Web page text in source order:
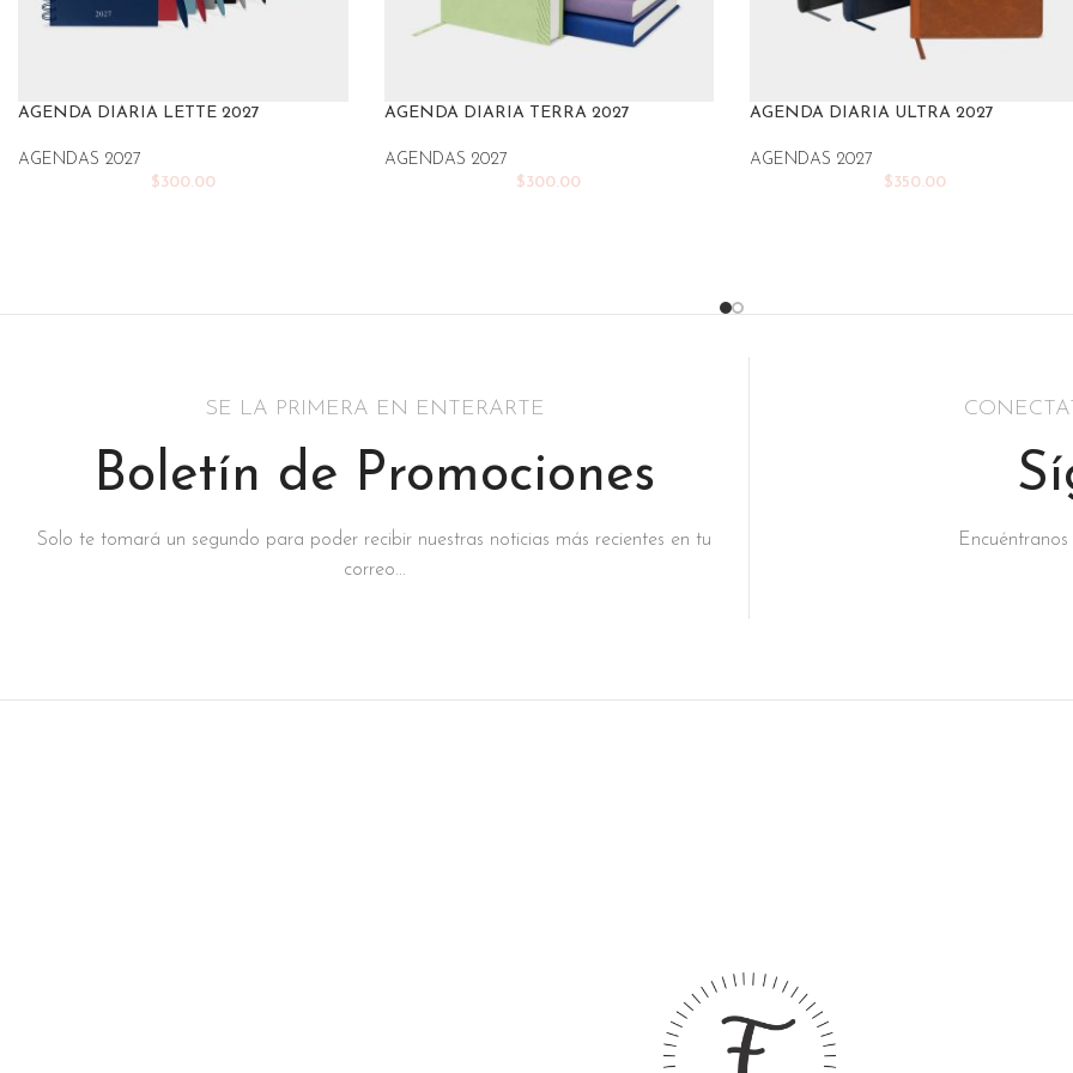
AGENDA DIARIA LETTE 2027
AGENDAS 2027
$300.00
AGENDA DIARIA TERRA 2027
AGENDAS 2027
$300.00
AGENDA DIARIA ULTRA 2027
AGENDAS 2027
$350.00
SE LA PRIMERA EN ENTERARTE
Boletín de Promociones
Solo te tomará un segundo para poder recibir nuestras noticias más recientes en tu
correo...
Encuéntranos